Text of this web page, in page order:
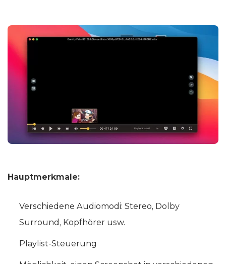
Hauptmerkmale:
Verschiedene Audiomodi: Stereo, Dolby
Surround, Kopfhörer usw.
Playlist-Steuerung